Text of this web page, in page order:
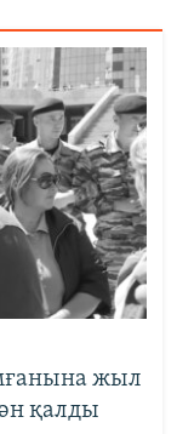
жыл
қалды